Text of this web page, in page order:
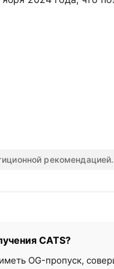
рекомендацией.
CATS?
OG-пропуск,